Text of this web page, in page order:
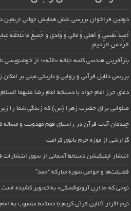
دومین فراخوان بررسی نقش همایش جهانی اربعین
اُعیذُ نَفسی وَ أهلی وَ مالی وَ وُلدی و جَمیعَ ما تَلحَقُهُ
الرَّحمنِ الرَّحیمِ
بازآفرینی هندسی کلمه جلاله «الله»؛ از خوشنویسی
بررسی دلایل قرآنی و روایی و تاریخی مبنی بر
دعای حرز امام جواد با دستخط امام رضا علیهما
صلواتی برای حضرت زهرا (س) که زندگی شما را زیر
چیدمان آیات قرآن در راستای فهم مهدویت و مساله
گزارشی از موزه حرم بانوی کرامت
انتشار اپلیکیشن دستخط آسمانی از سوی انتشارات
فضیلت‌ها و خواص سوره مبارکه “حمد”
نوحی که «دارِن آرونوفسکی» به تصویر کشیده است
نرم افزار آنلاین قرآن کریم با دستخط منسوب به